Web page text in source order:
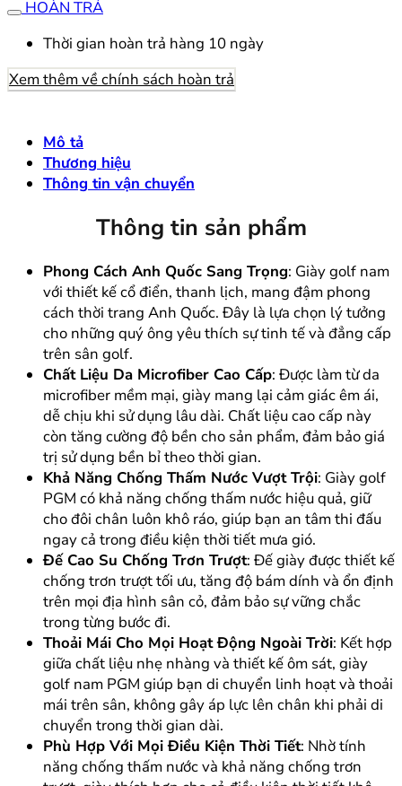
HOÀN TRẢ
Thời gian hoàn trả hàng 10 ngày
Xem thêm về chính sách hoàn trả
Mô tả
Thương hiệu
Thông tin vận chuyển
Thông tin sản phẩm
Phong Cách Anh Quốc Sang Trọng: Giày golf nam
với thiết kế cổ điển, thanh lịch, mang đậm phong
cách thời trang Anh Quốc. Đây là lựa chọn lý tưởng
cho những quý ông yêu thích sự tinh tế và đẳng cấp
trên sân golf.
Chất Liệu Da Microfiber Cao Cấp: Được làm từ da
microfiber mềm mại, giày mang lại cảm giác êm ái,
dễ chịu khi sử dụng lâu dài. Chất liệu cao cấp này
còn tăng cường độ bền cho sản phẩm, đảm bảo giá
trị sử dụng bền bỉ theo thời gian.
Khả Năng Chống Thấm Nước Vượt Trội: Giày golf
PGM có khả năng chống thấm nước hiệu quả, giữ
cho đôi chân luôn khô ráo, giúp bạn an tâm thi đấu
ngay cả trong điều kiện thời tiết mưa gió.
Đế Cao Su Chống Trơn Trượt: Đế giày được thiết kế
chống trơn trượt tối ưu, tăng độ bám dính và ổn định
trên mọi địa hình sân cỏ, đảm bảo sự vững chắc
trong từng bước đi.
Thoải Mái Cho Mọi Hoạt Động Ngoài Trời: Kết hợp
giữa chất liệu nhẹ nhàng và thiết kế ôm sát, giày
golf nam PGM giúp bạn di chuyển linh hoạt và thoải
mái trên sân, không gây áp lực lên chân khi phải di
chuyển trong thời gian dài.
Phù Hợp Với Mọi Điều Kiện Thời Tiết: Nhờ tính
năng chống thấm nước và khả năng chống trơn